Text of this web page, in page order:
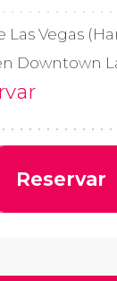
Vegas
Downtown
Reservar